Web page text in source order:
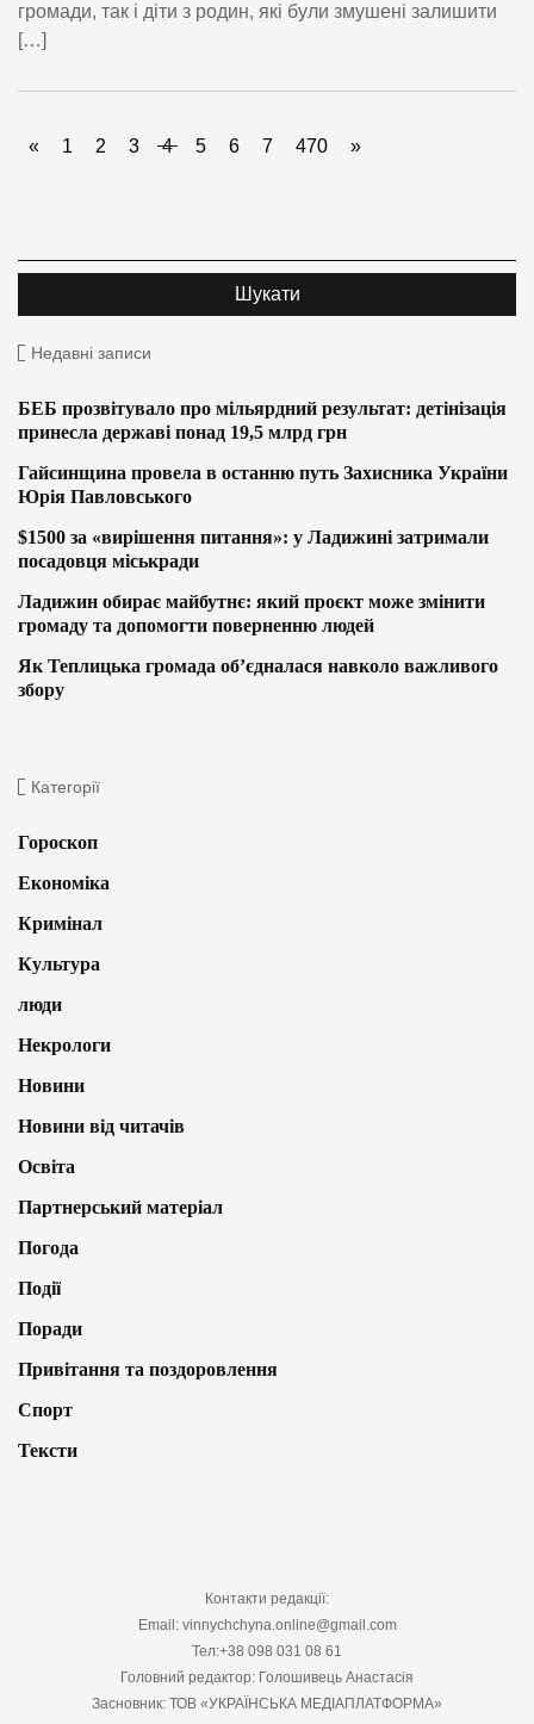
громади, так і діти з родин, які були змушені залишити
[…]
« 1 2 3 4 5 6 7 470 »
Недавні записи
БЕБ прозвітувало про мільярдний результат: детінізація
принесла державі понад 19,5 млрд грн
Гайсинщина провела в останню путь Захисника України
Юрія Павловського
$1500 за «вирішення питання»: у Ладижині затримали
посадовця міськради
Ладижин обирає майбутнє: який проєкт може змінити
громаду та допомогти поверненню людей
Як Теплицька громада об’єдналася навколо важливого
збору
Категорії
Гороскоп
Економіка
Кримінал
Культура
люди
Некрологи
Новини
Новини від читачів
Освіта
Партнерський матеріал
Погода
Події
Поради
Привітання та поздоровлення
Спорт
Тексти
Контакти редакції:
Email: vinnychchyna.online@gmail.com
Тел:+38 098 031 08 61
Головний редактор: Голошивець Анастасія
Засновник: ТОВ «УКРАЇНСЬКА МЕДІАПЛАТФОРМА»